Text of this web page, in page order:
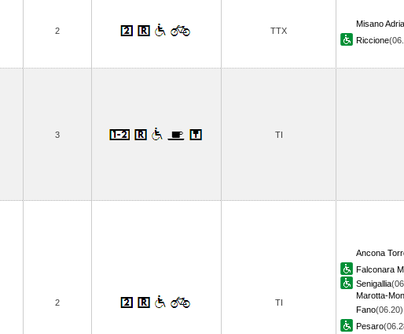
2 TTX
Misano
Riccione
3 TI
2 TI
Ancona
Falconara
Senigallia
Marotta-
Fano(06.20)
Pesaro